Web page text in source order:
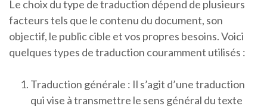
Le choix du type de traduction dépend de plusieurs
facteurs tels que le contenu du document, son
objectif, le public cible et vos propres besoins. Voici
quelques types de traduction couramment utilisés :
Traduction générale : Il s’agit d’une traduction
qui vise à transmettre le sens général du texte